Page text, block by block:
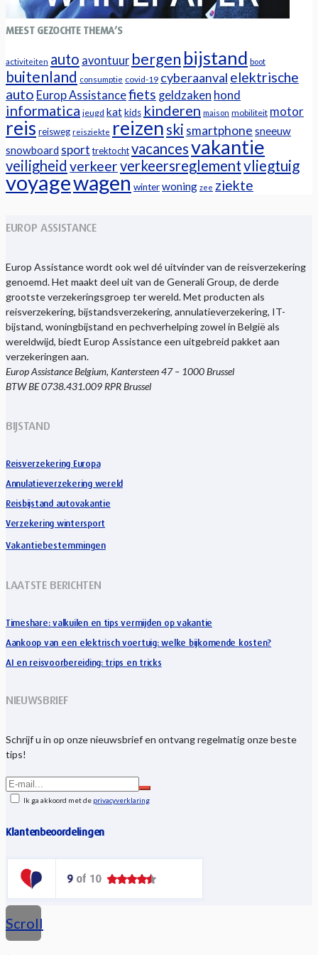
MEEST GEZOCHTE THEMA’S
activiteiten auto avontuur bergen bijstand boot
buitenland consumptie covid-19 cyberaanval elektrische
auto Europ Assistancefiets geldzaken hond
informatica jeugd katkids kinderen maison mobiliteit motor
reis reisweg reisziekte reizen ski smartphone sneeuw
snowboard sport trektochtvacancesvakantie
veiligheid verkeerverkeersreglementvliegtuig
voyagewagen winterwoning zee ziekte
EUROP ASSISTANCE
Europ Assistance wordt ook wel dé uitvinder van de reisverzekering
genoemd. Het maakt deel uit van de Generali Group, de derde
grootste verzekeringsgroep ter wereld. Met producten als
reisverzekering, bijstandsverzekering, annulatieverzekering, IT-
bijstand, woningbijstand en pechverhelping zowel in België als
wereldwijd, biedt Europ Assistance een uitgebreid pakket aan
verzekeringen aan.
Europ Assistance Belgium, Kantersteen 47 – 1000 Brussel
BTW BE 0738.431.009 RPR Brussel
BIJSTAND
Reisverzekering Europa
Annulatieverzekering wereld
Reisbijstand autovakantie
Verzekering wintersport
Vakantiebestemmingen
LAATSTE BERICHTEN
Timeshare: valkuilen en tips vermijden op vakantie
Aankoop van een elektrisch voertuig: welke bijkomende kosten?
AI en reisvoorbereiding: trips en tricks
NIEUWSBRIEF
Schrijf u in op onze nieuwsbrief en ontvang regelmatig onze beste
tips!
Ik ga akkoord met de privacyverklaring
Klantenbeoordelingen
Scroll